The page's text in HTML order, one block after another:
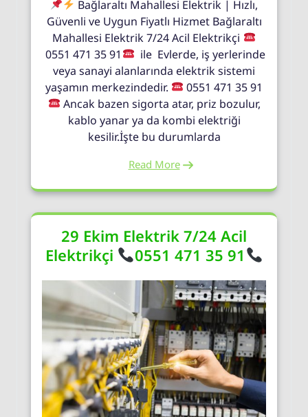
Bağlaraltı Mahallesi Elektrik | Hızlı,
Güvenli ve Uygun Fiyatlı Hizmet Bağlaraltı
Mahallesi Elektrik 7/24 Acil Elektrikçi
0551 471 35 91
ile Evlerde, iş yerlerinde
veya sanayi alanlarında elektrik sistemi
yaşamın merkezindedir.
0551 471 35 91
Ancak bazen sigorta atar, priz bozulur,
kablo yanar ya da kombi elektriği
kesilir.İşte bu durumlarda
Read More
29 Ekim Elektrik 7/24 Acil
Elektrikçi
0551 471 35 91